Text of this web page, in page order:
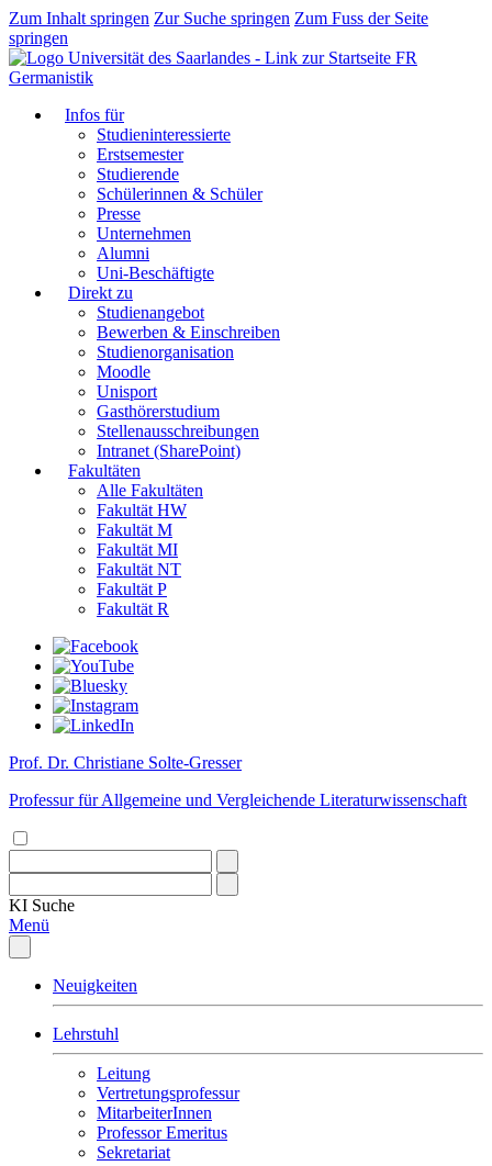
Zum Inhalt springen Zur Suche springen Zum Fuss der Seite
springen
FR
Germanistik
Infos für
Studieninteressierte
Erstsemester
Studierende
Schülerinnen & Schüler
Presse
Unternehmen
Alumni
Uni-Beschäftigte
Direkt zu
Studienangebot
Bewerben & Einschreiben
Studienorganisation
Moodle
Unisport
Gasthörerstudium
Stellenausschreibungen
Intranet (SharePoint)
Fakultäten
Alle Fakultäten
Fakultät HW
Fakultät M
Fakultät MI
Fakultät NT
Fakultät P
Fakultät R
Prof. Dr. Christiane Solte-Gresser
Professur für Allgemeine und Vergleichende Literaturwissenschaft
KI Suche
Menü
Neuigkeiten
Lehrstuhl
Leitung
Vertretungsprofessur
MitarbeiterInnen
Professor Emeritus
Sekretariat